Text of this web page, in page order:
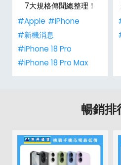
7大規格傳聞總整理！
#Apple #iPhone
#新機消息
#iPhone 18 Pro
#iPhone 18 Pro Max
暢銷排